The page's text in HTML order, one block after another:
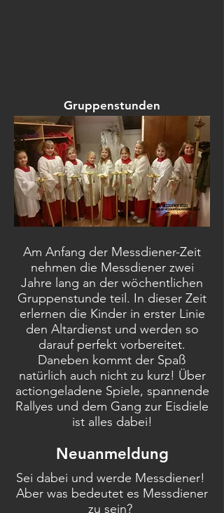
Gruppenstunden
Am Anfang der Messdiener-Zeit
nehmen die Messdiener zwei
Jahre lang an der wöchentlichen
Gruppenstunde teil. In dieser Zeit
erlernen die Kinder in erster Linie
den Altardienst und werden so
darauf perfekt vorbereitet.
Daneben kommt der Spaß
natürlich auch nicht zu kurz! Über
actiongeladene Spiele, spannende
Rallyes und dem Gang zur Eisdiele
ist alles dabei!
Neuanmeldung
Sei dabei und werde Messdiener!
Aber was bedeutet es Messdiener
zu sein?